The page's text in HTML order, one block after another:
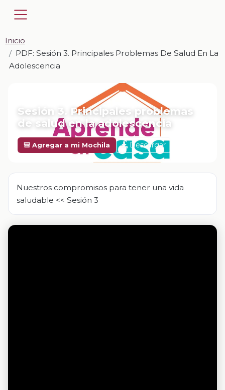
Inicio
PDF: Sesión 3. Principales Problemas De Salud En La
Adolescencia
Sesión 3. Principales problemas
de salud en la adolescencia
🎒 Agregar a mi Mochila Descargar
Nuestros compromisos para tener una vida
saludable << Sesión 3